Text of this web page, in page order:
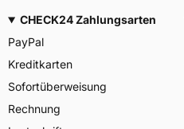
CHECK24 Zahlungsarten
PayPal
Kreditkarten
Sofortüberweisung
Rechnung